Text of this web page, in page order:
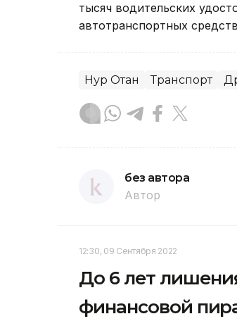
тысяч водительских
автотранспортных
Нур Отан Транспорт
без автора
Автор
12:30, 09 Сентября 2022
До 6 лет
финансовой